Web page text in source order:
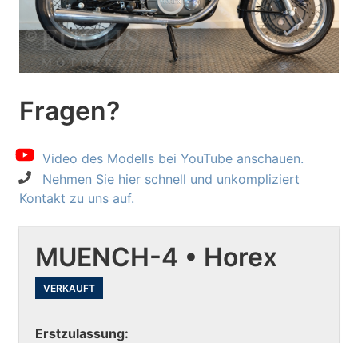
Fragen?
Video des Modells bei YouTube anschauen.
Nehmen Sie hier schnell und unkompliziert
Kontakt zu uns auf.
MUENCH-4 • Horex
VERKAUFT
Erstzulassung: